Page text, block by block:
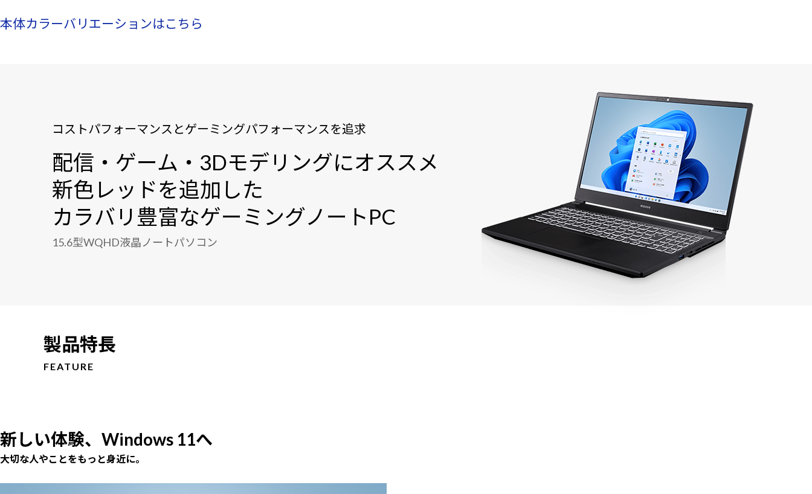
本体カラーバリエーションはこちら
コストパフォーマンスとゲーミングパフォーマンスを追求
配信・ゲーム・3Dモデリングにオススメ
新色レッドを追加した
カラバリ豊富なゲーミングノートPC
15.6型WQHD液晶ノートパソコン
製品特長
FEATURE
新しい体験、Windows 11へ
大切な人やことをもっと身近に。